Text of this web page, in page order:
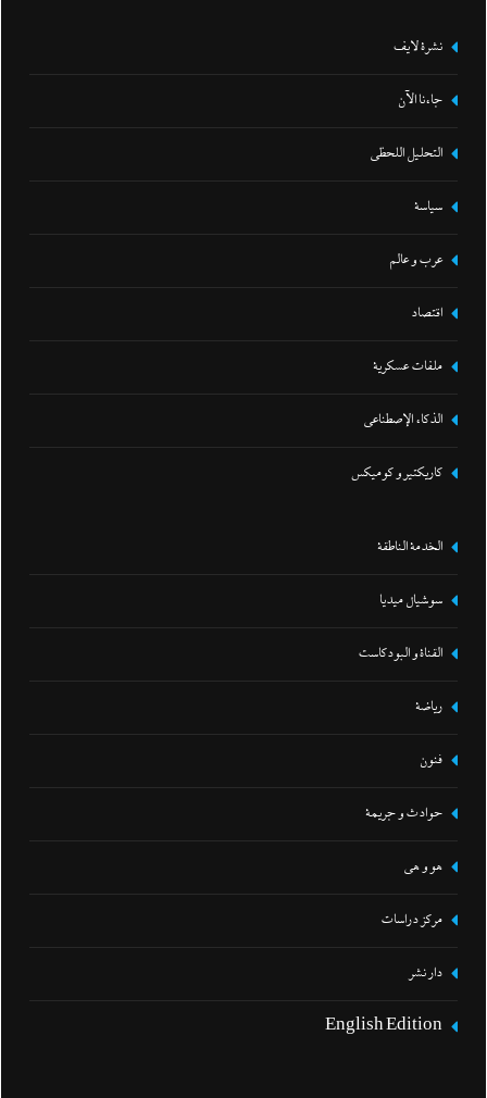
نشرة لايف
جاءنا الآن
التحليل اللحظي
سياسة
عرب و عالم
اقتصاد
ملفات عسكرية
الذكاء الإصطناعي
كاريكتير و كوميكس
الخدمة الناطقة
سوشيال ميديا
القناة و البودكاست
رياضة
فنون
حوادث و جريمة
هو و هي
مركز دراسات
دار نشر
English Edition